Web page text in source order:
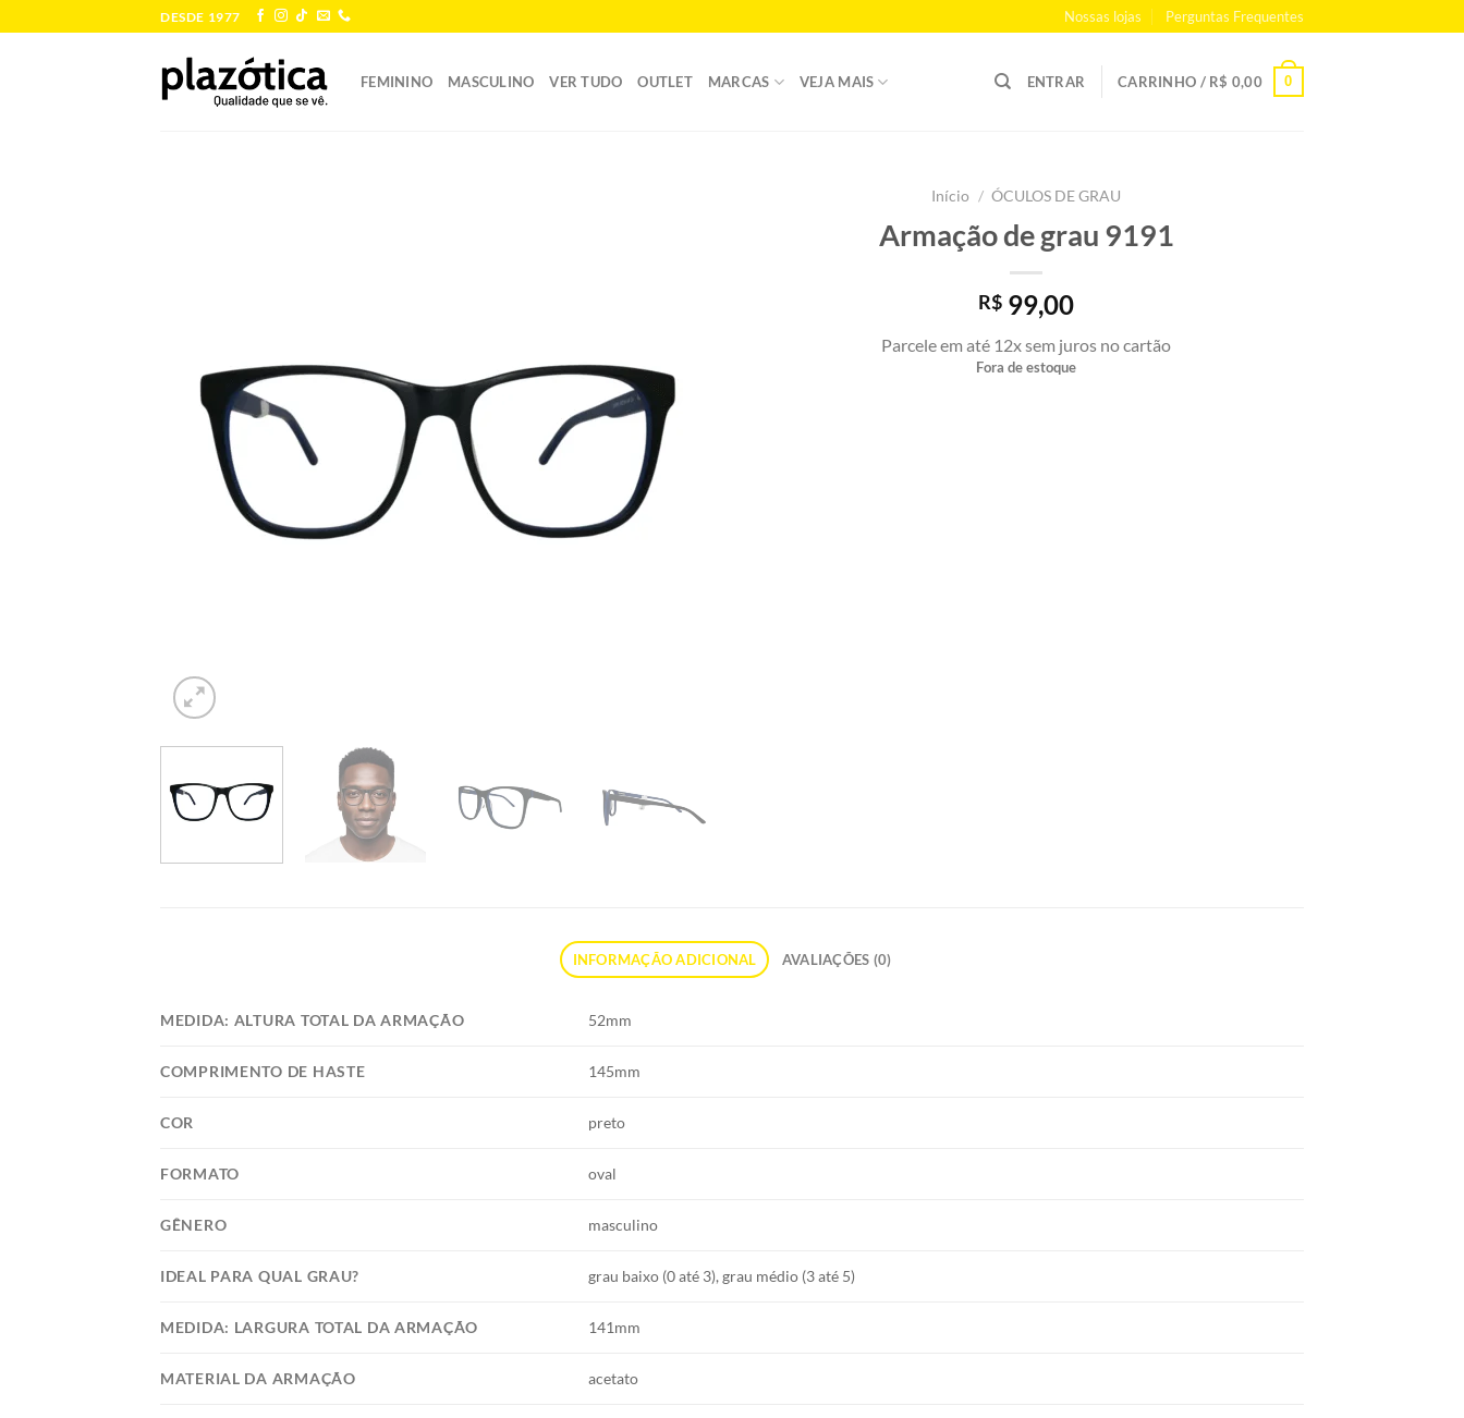
to
DESDE 1977 Nossas lojas Perguntas Frequentes
FEMININO MASCULINO VER TUDO OUTLET MARCAS VEJA MAIS ENTRAR CARRINHO / R$ 0,00 0
Início / ÓCULOS DE GRAU
Armação de grau 9191
R$ 99,00
Parcele em até 12x sem juros no cartão
Fora de estoque
INFORMAÇÃO ADICIONAL AVALIAÇÕES (0)
MEDIDA: ALTURA TOTAL DA ARMAÇÃO 52mm
COMPRIMENTO DE HASTE 145mm
COR preto
FORMATO oval
GÊNERO masculino
IDEAL PARA QUAL GRAU? grau baixo (0 até 3), grau médio (3 até 5)
MEDIDA: LARGURA TOTAL DA ARMAÇÃO 141mm
MATERIAL DA ARMAÇÃO acetato